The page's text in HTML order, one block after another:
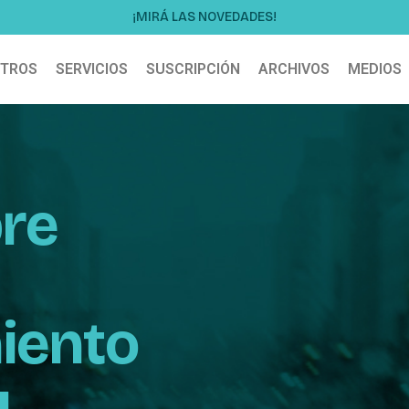
¡MIRÁ LAS NOVEDADES!
SERVICIOS SUSCRIPCIÓN ARCHIVOS MEDIOS